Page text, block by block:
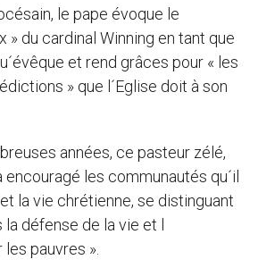
le pape évoque le
» du cardinal Winning en tant que
et rend grâces pour « les
» que l´Eglise doit à son
années, ce pasteur zélé,
encouragé les communautés qu´il
la vie chrétienne, se distinguant
défense de la vie et l
pauvres ».